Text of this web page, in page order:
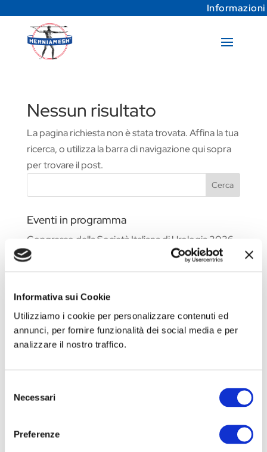
Informativa sui Cookie
Utilizziamo i cookie per personalizzare contenuti ed
annunci, per fornire funzionalità dei social media e per
analizzare il nostro traffico.
delNecessari
Preferenze
Informazioni
Nessun risultato
La pagina richiesta non è stata trovata. Affina la tua
ricerca, o utilizza la barra di navigazione qui sopra
per trovare il post.
Cerca
Eventi in programma
Congresso della Società Italiana di Urologia 2026
Fiera Commerciale WHX Dubai 2026
– STEP I
CORSO DI FORMAZIONE: SCUOLA SIC-ISHAWS
– STEP II